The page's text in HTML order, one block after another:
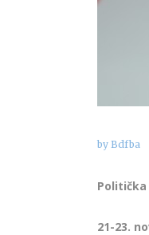
by Bdfba
21-23.